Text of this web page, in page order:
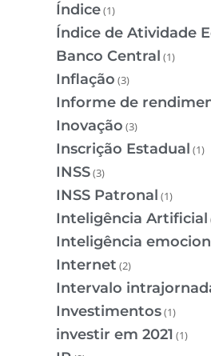
Índice(1)
Índice de Atividade
Banco Central (1)
Inflação (3)
Informe de
Inovação (3)
Inscrição Estadual (1)
INSS(3)
INSS Patronal (1)
Inteligência Artificial
Inteligência
Internet (2)
Intervalo
Investimentos(1)
investir em 2021 (1)